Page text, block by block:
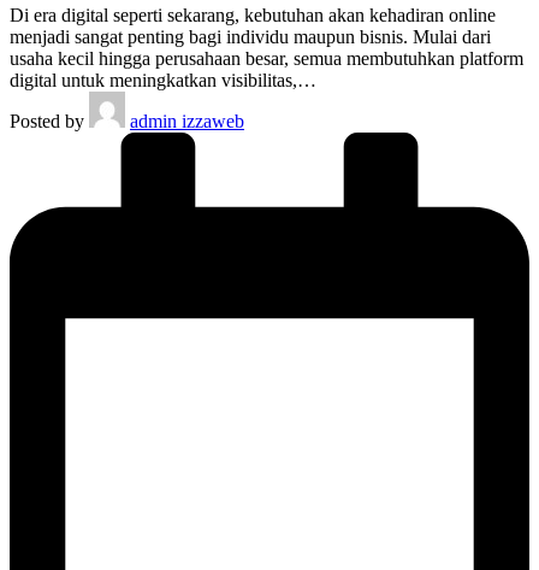
Di era digital seperti sekarang, kebutuhan akan kehadiran online
menjadi sangat penting bagi individu maupun bisnis. Mulai dari
usaha kecil hingga perusahaan besar, semua membutuhkan platform
digital untuk meningkatkan visibilitas,…
Posted by
admin izzaweb